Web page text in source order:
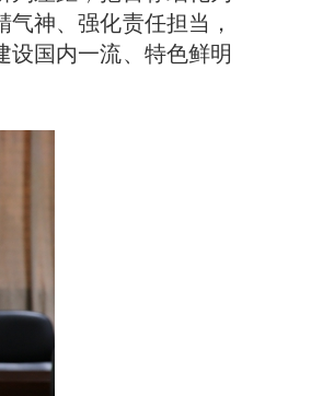
神、强化责任担当，
设国内一流、特色鲜明